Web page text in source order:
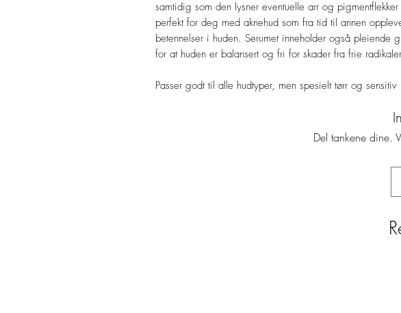
samtidig som den lysner eventuelle arr og
perfekt for deg med aknehud som fra tid til annen
betennelser i huden. Serumet inneholder også pleiende
for at huden er balansert og fri for skader fra frie
Passer godt til alle hudtyper, men spesielt tørr og sensitiv
Del tankene dine.